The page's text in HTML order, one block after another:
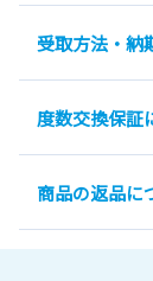
受取方法・納
度数交換保証
商品の返品に